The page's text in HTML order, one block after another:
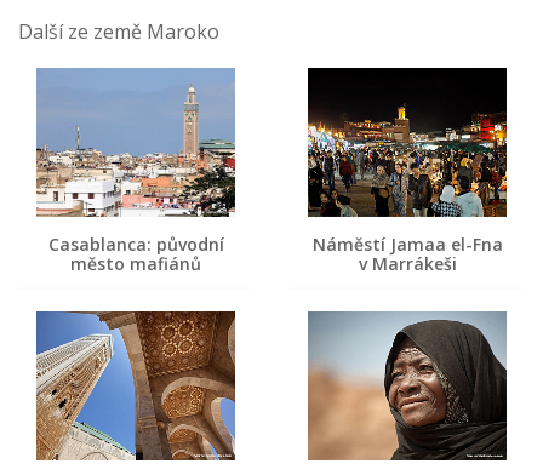
Další ze země Maroko
Casablanca: původní
město mafiánů
Náměstí Jamaa el-Fna
v Marrákeši